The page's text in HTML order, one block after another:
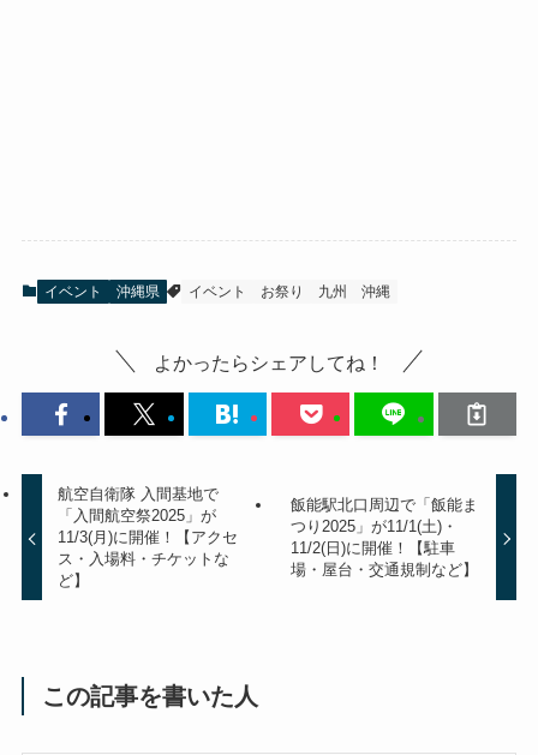
イベント 沖縄県 イベント お祭り 九州 沖縄
よかったらシェアしてね！
航空自衛隊 入間基地で
「入間航空祭2025」が
11/3(月)に開催！【アクセ
ス・入場料・チケットな
ど】
飯能駅北口周辺で「飯能ま
つり2025」が11/1(土)・
11/2(日)に開催！【駐車
場・屋台・交通規制など】
この記事を書いた人